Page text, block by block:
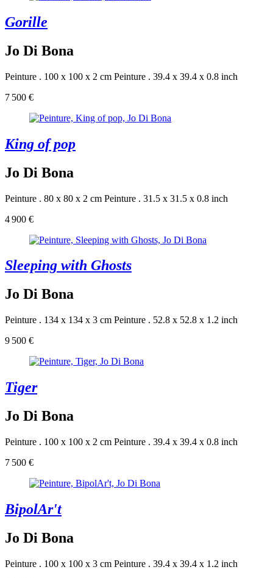
Gorille
Jo Di Bona
Peinture . 100 x 100 x 2 cm Peinture . 39.4 x 39.4 x 0.8 inch
7 500 €
King of pop
Jo Di Bona
Peinture . 80 x 80 x 2 cm Peinture . 31.5 x 31.5 x 0.8 inch
4 900 €
Sleeping with Ghosts
Jo Di Bona
Peinture . 134 x 134 x 3 cm Peinture . 52.8 x 52.8 x 1.2 inch
9 500 €
Tiger
Jo Di Bona
Peinture . 100 x 100 x 2 cm Peinture . 39.4 x 39.4 x 0.8 inch
7 500 €
BipolAr't
Jo Di Bona
Peinture . 100 x 100 x 3 cm Peinture . 39.4 x 39.4 x 1.2 inch